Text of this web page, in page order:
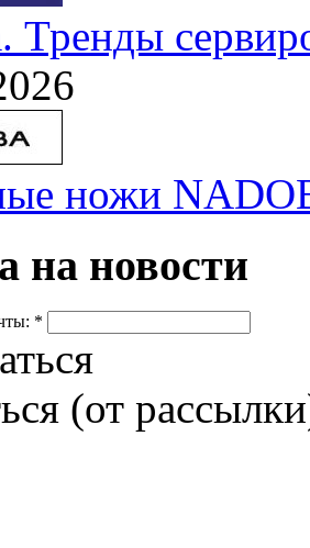
Тренды
ножи
на новости
*
(от